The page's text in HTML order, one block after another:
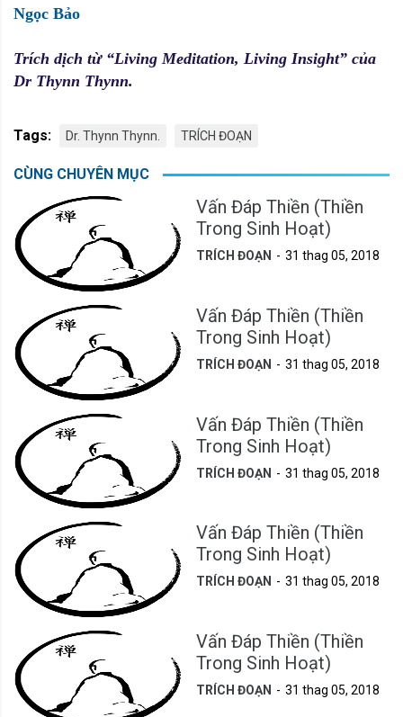
Ngọc Bảo
Trích dịch từ “Living Meditation, Living Insight” của
Dr Thynn Thynn.
Tags: Dr. Thynn Thynn. TRÍCH ĐOẠN
CÙNG CHUYÊN MỤC
Vấn Đáp Thiền (Thiền
Trong Sinh Hoạt)
TRÍCH ĐOẠN 31 thag 05, 2018
Vấn Đáp Thiền (Thiền
Trong Sinh Hoạt)
TRÍCH ĐOẠN 31 thag 05, 2018
Vấn Đáp Thiền (Thiền
Trong Sinh Hoạt)
TRÍCH ĐOẠN 31 thag 05, 2018
Vấn Đáp Thiền (Thiền
Trong Sinh Hoạt)
TRÍCH ĐOẠN 31 thag 05, 2018
Vấn Đáp Thiền (Thiền
Trong Sinh Hoạt)
TRÍCH ĐOẠN 31 thag 05, 2018